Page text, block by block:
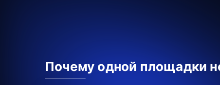
Почему одной площадки